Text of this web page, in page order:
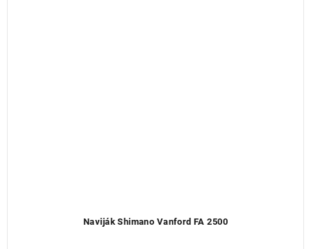
Naviják Shimano Vanford FA 2500